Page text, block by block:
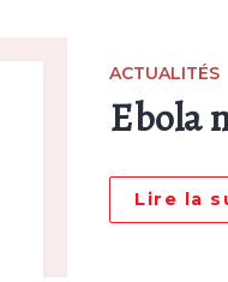
ACTUALITÉS
Ebola
Lire la